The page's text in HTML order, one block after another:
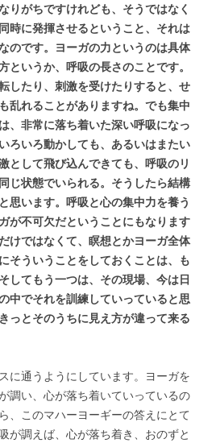
りがちですけれども、そうではなく
時に発揮させるということ、それは
のです。ヨーガの力というのは具体
というか、呼吸の長さのことです。
したり、刺激を受けたりすると、せ
乱れることがありますね。でも集中
、非常に落ち着いた深い呼吸になっ
ろいろ動かしても、あるいはまたい
として飛び込んできても、呼吸のリ
じ状態でいられる。そうしたら結構
思います。呼吸と心の集中力を養う
が不可欠だということにもなります
けではなくて、瞑想とかヨーガ全体
そういうことをしておくことは、も
してもう一つは、その現場、今は日
中でそれを訓練していっていると思
っとそのうちに見え方が違って来る
に通うようにしています。ヨーガを
調い、心が落ち着いていっているの
、このマハーヨーギーの答えにとて
が調えば、心が落ち着き、おのずと